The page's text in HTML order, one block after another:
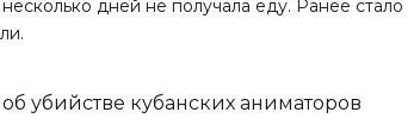
дней не получала еду. Ранее стало
убийстве кубанских аниматоров